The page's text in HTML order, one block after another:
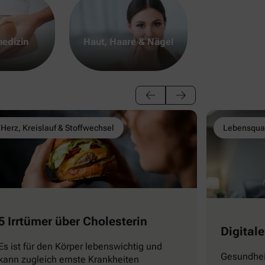
Haut, Haare & Nägel
Herz, Kreislauf & Stoffwechsel
Irrtümer über Cholesterin
ist für den Körper lebenswichtig und
zugleich ernste Krankheiten